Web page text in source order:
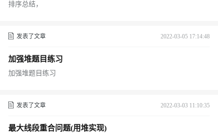
排序总结，
发表了文章 2022-03-05 17:14:48
加强堆题目练习
加强堆题目练习
发表了文章 2022-03-03 11:10:35
最大线段重合问题(用堆实现)